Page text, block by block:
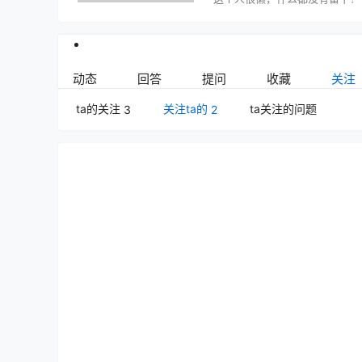
动态 回答 提问 收藏 关注
ta的关注 3 关注ta的 2 ta关注的问题